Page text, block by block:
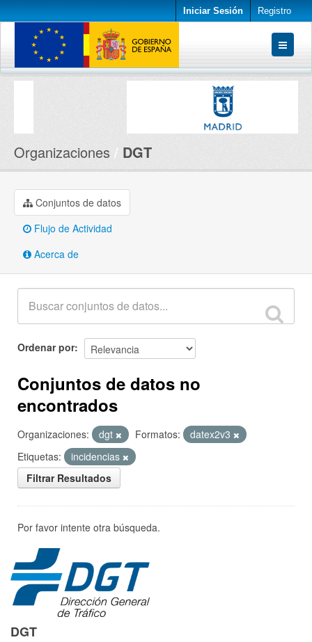
Iniciar Sesión Registro
Conjuntos de datos
Organizaciones DGT
Conjuntos de datos
Flujo de Actividad
Acerca de
Ordenar por
Conjuntos de datos no
encontrados
Organizaciones: dgt Formatos:
datex2v3
Etiquetas:
incidencias
Filtrar Resultados
Por favor intente otra búsqueda.
DGT